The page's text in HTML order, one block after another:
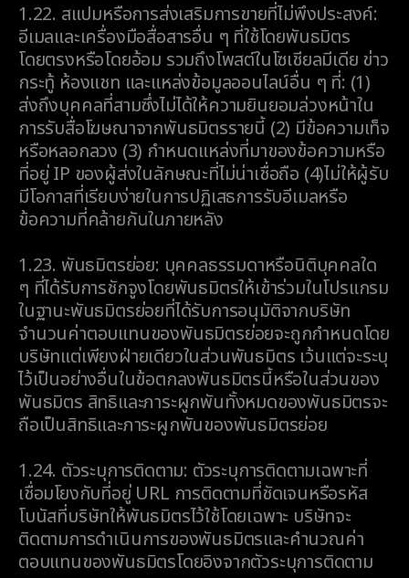
1.22. สแปมหรือการส่งเสริมการขายที่ไม่พึงประสงค์:
อีเมลและเครื่องมือสื่อสารอื่น ๆ ที่ใช้โดยพันธมิตร
โดยตรงหรือโดยอ้อม รวมถึงโพสต์ในโซเชียลมีเดีย ข่าว
กระทู้ ห้องแชท และแหล่งข้อมูลออนไลน์อื่น ๆ ที่: (1)
ส่งถึงบุคคลที่สามซึ่งไม่ได้ให้ความยินยอมล่วงหน้าใน
การรับสื่อโฆษณาจากพันธมิตรรายนี้ (2) มีข้อความเท็จ
หรือหลอกลวง (3) กำหนดแหล่งที่มาของข้อความหรือ
ที่อยู่ IP ของผู้ส่งในลักษณะที่ไม่น่าเชื่อถือ (4)ไม่ให้ผู้รับ
มีโอกาสที่เรียบง่ายในการปฏิเสธการรับอีเมลหรือ
ข้อความที่คล้ายกันในภายหลัง
1.23. พันธมิตรย่อย: บุคคลธรรมดาหรือนิติบุคคลใด
ๆ ที่ได้รับการชักจูงโดยพันธมิตรให้เข้าร่วมในโปรแกรม
ในฐานะพันธมิตรย่อยที่ได้รับการอนุมัติจากบริษัท
จำนวนค่าตอบแทนของพันธมิตรย่อยจะถูกกำหนดโดย
บริษัทแต่เพียงฝ่ายเดียวในส่วนพันธมิตร เว้นแต่จะระบุ
ไว้เป็นอย่างอื่นในข้อตกลงพันธมิตรนี้หรือในส่วนของ
พันธมิตร สิทธิและภาระผูกพันทั้งหมดของพันธมิตรจะ
ถือเป็นสิทธิและภาระผูกพันของพันธมิตรย่อย
1.24. ตัวระบุการติดตาม: ตัวระบุการติดตามเฉพาะที่
เชื่อมโยงกับที่อยู่ URL การติดตามที่ชัดเจนหรือรหัส
โบนัสที่บริษัทให้พันธมิตรไว้ใช้โดยเฉพาะ บริษัทจะ
ติดตามการดำเนินการของพันธมิตรและคำนวณค่า
ตอบแทนของพันธมิตรโดยอิงจากตัวระบุการติดตาม